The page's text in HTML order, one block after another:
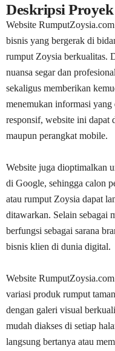
Deskripsi Proyek
Website
bisnis yang bergerak di
rumput Zoysia berkualitas.
nuansa segar dan
sekaligus memberikan
menemukan informasi
responsif, website ini dapat
maupun perangkat mobile.
Website juga dioptimalkan
di Google, sehingga calon
atau rumput Zoysia dapat
ditawarkan. Selain sebagai
berfungsi sebagai sarana
bisnis klien di dunia digital.
Website
variasi produk rumput
dengan galeri visual
mudah diakses di setiap
langsung bertanya atau